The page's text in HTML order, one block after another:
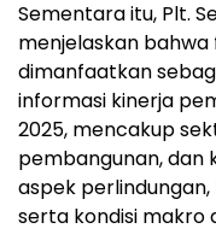
Sementara itu, Plt.
menjelaskan bahwa
dimanfaatkan
informasi kinerja
2025, mencakup
pembangunan, dan
aspek
serta kondisi makro